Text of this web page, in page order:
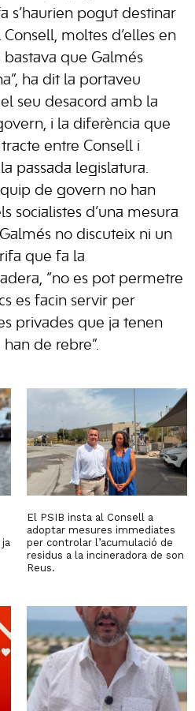
s’haurien pogut destinar
moltes d’elles en
bastava que Galmés
ha dit la portaveu
seu desacord amb la
i la diferència que
entre Consell i
passada legislatura.
de govern no han
socialistes d’una mesura
no discuteix ni un
que fa la
“no es pot permetre
es facin servir per
privades que ja tenen
de rebre”.
El PSIB insta al Consell a
adoptar mesures immediates
per controlar l’acumulació de
residus a la incineradora de son
Reus.